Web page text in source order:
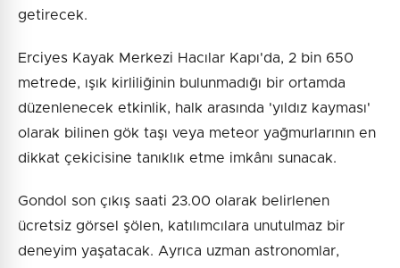
getirecek.
Erciyes Kayak Merkezi Hacılar Kapı'da, 2 bin 650
metrede, ışık kirliliğinin bulunmadığı bir ortamda
düzenlenecek etkinlik, halk arasında 'yıldız kayması'
olarak bilinen gök taşı veya meteor yağmurlarının en
dikkat çekicisine tanıklık etme imkânı sunacak.
Gondol son çıkış saati 23.00 olarak belirlenen
ücretsiz görsel şölen, katılımcılara unutulmaz bir
deneyim yaşatacak. Ayrıca uzman astronomlar,